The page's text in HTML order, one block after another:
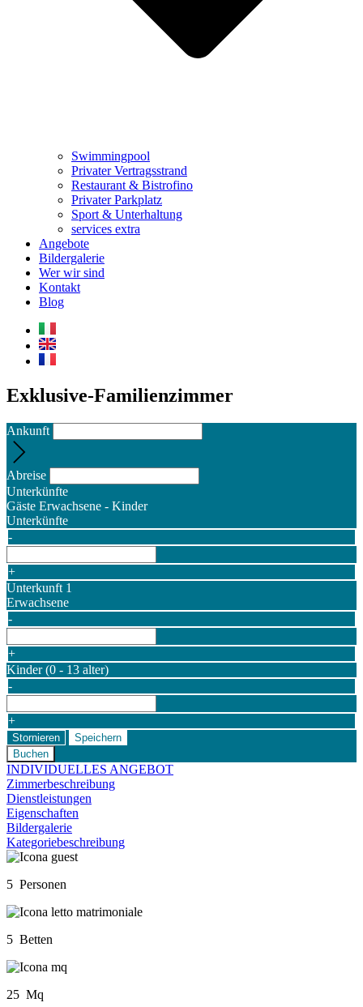
Swimmingpool
PrivaterVertragsstrand
Restaurant & Bistrofino
PrivaterParkplatz
Sport & Unterhaltung
services extra
Angebote
Bildergalerie
Wer wir sind
Kontakt
Blog
Exklusive-Familienzimmer
Ankunft
Abreise
Unterkünfte
Gäste Erwachsene - Kinder
Unterkünfte
-
+
Unterkunft 1
Erwachsene
-
+
Kinder(0 - 13 alter)
-
+
Stornieren Speichern
INDIVIDUELLES ANGEBOT
Zimmerbeschreibung
Dienstleistungen
Eigenschaften
Bildergalerie
Kategoriebeschreibung
5 Personen
5 Betten
25 Mq